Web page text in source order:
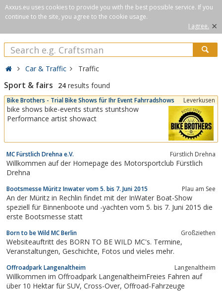
Axxus.eu uses cookies to provide you with the best possible service. If you
continue to the site, you agree to the cookie usage.
I agree. ×
Car & Traffic Traffic
Sport & fairs 24 results found
Bike Brothers - Trial Bike Shows für Ihr Event Fahrradshows Leverkusen
bike shows bike-events stunts stuntshow
Performance artist showact
MC Fürstlich Drehna e.V. Fürstlich Drehna
Willkommen auf der Homepage des Motorsportclub Fürstlich
Drehna
Bootsmesse Müritz Inwater vom 5. bis 7. Juni 2015 Plau am See
An der Müritz in Rechlin findet mit der InWater Boat-Show
speziell für Binnenboote und -yachten vom 5. bis 7. Juni 2015 die
erste Bootsmesse statt
Born to be Wild MC Berlin Großziethen
Websiteauftritt des BORN TO BE WILD MC's. Termine,
Veranstaltungen, Geschichte, Fotos und vieles mehr.
Offroadpark Langenaltheim Langenaltheim
Willkommen im Offroadpark LangenaltheimFreies Fahren auf
über 10 Hektar für SUV, Cross-Over, Offroad-Fahrzeuge